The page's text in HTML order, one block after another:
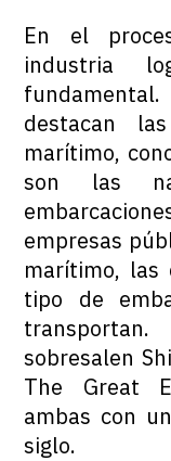
En el
industria
fundamental.
destacan
marítimo,
son las
empresas
marítimo, las
tipo de
sobresalen
The Great
ambas con
siglo.